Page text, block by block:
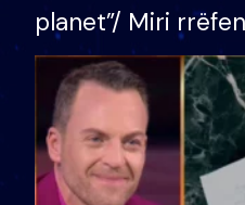
planet”/ Miri
bukura në
mungojë zilja e